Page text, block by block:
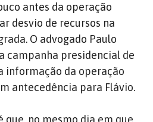
antes da operação
desvio de recursos na
O advogado Paulo
campanha presidencial de
informação da operação
antecedência para Flávio.
no mesmo dia em que